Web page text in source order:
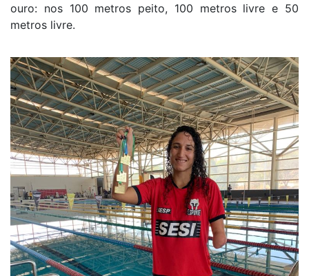
ouro: nos 100 metros peito, 100 metros livre e 50
metros livre.